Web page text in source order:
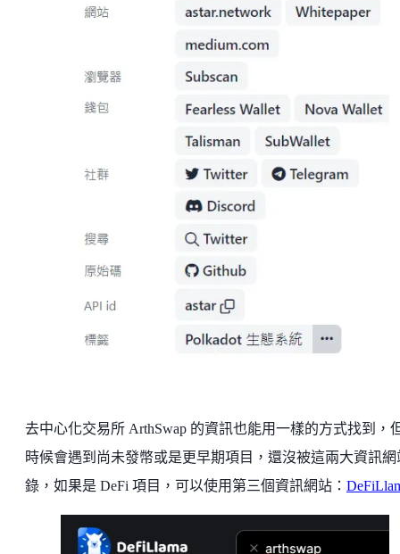
去中心化交易所 ArthSwap 的資訊也能用一樣的方式找到，
時候會遇到尚未發幣或是更早期項目，還沒被這兩大資訊網
錄，如果是 DeFi 項目，可以使用第三個資訊網站：